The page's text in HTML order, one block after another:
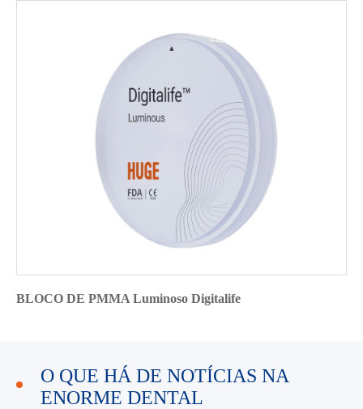
BLOCO DE PMMA Luminoso Digitalife
O QUE HÁ DE NOTÍCIAS NA
ENORME DENTAL